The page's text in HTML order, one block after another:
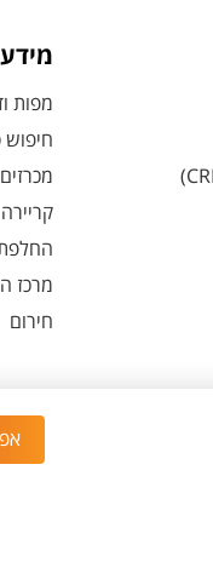
מפות
מרכז
חירום